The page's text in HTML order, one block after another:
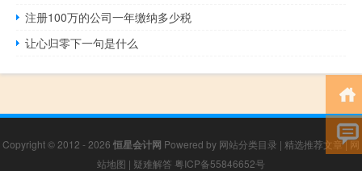
注册100万的公司一年缴纳多少税
让心归零下一句是什么
Copyright © 2012 - 2026 恒星会计网 Powered by 网站分类目录 | 精选推荐文章|网
站地图 | 疑难解答 粤ICP备55846652号